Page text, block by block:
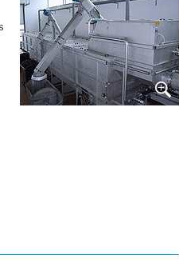
entonces, cientos de ingenierías y
por la fiabilidad en su
Nuestra planta compacta de
es sencillo y rápido, si no que